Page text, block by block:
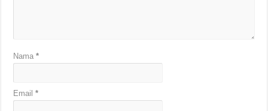
Nama*
Email*